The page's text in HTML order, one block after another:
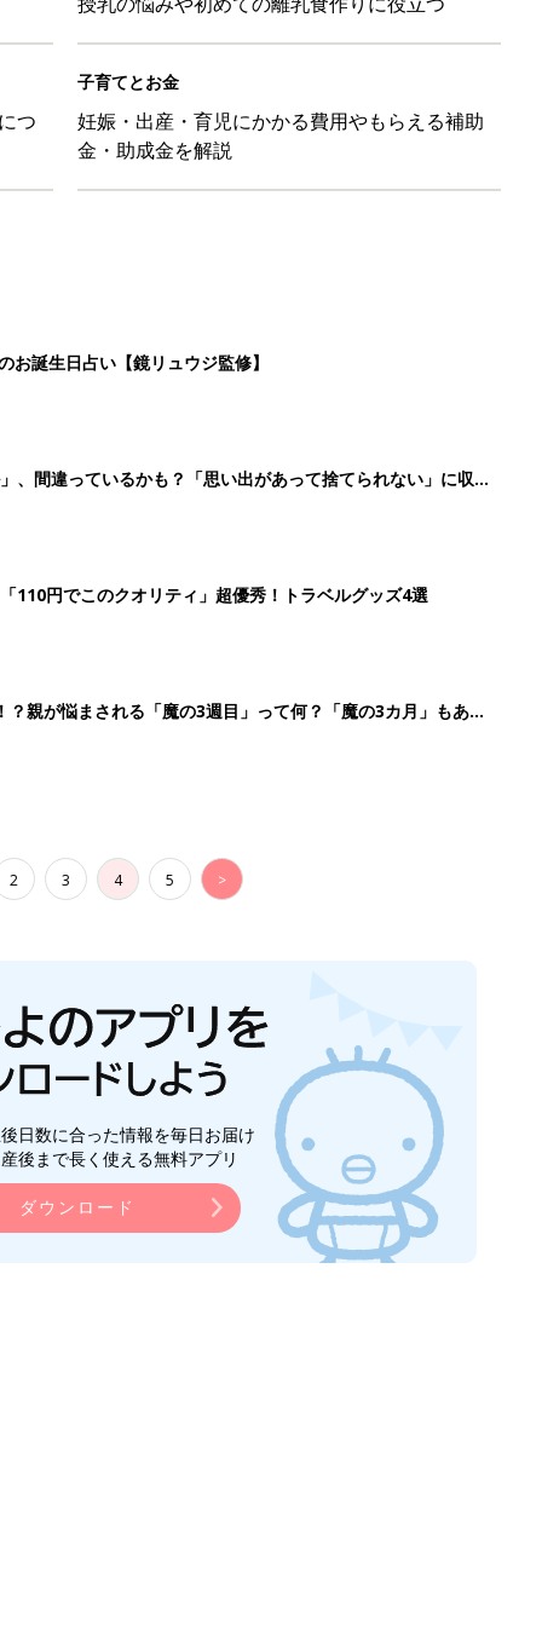
つ
子育てとお金
妊娠・出産・育児にかかる費用やもらえる補助
金・助成金を解説
誕生日占い【鏡リュウジ監修】
、間違っているかも？「思い出があって捨てられない」に収納
110円でこのクオリティ」超優秀！トラベルグッズ4選
親が悩まされる「魔の3週目」って何？「魔の3カ月」もある
2 3 4 5 >
日数に合った情報を毎日お届け
後まで長く使える無料アプリ
ダウンロード